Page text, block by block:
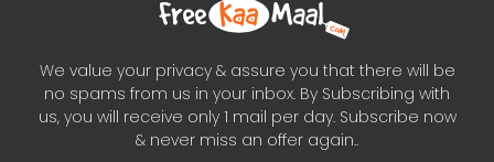
We value your privacy & assure you that there will be
no spams from us in your inbox. By Subscribing with
us, you will receive only 1 mail per day. Subscribe now
& never miss an offer again..